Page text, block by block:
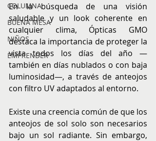
COLUMNA
BUENA MESA
NIÑOS
EMPRENDER
En la búsqueda de una visión
saludable y un look coherente en
cualquier clima, Ópticas GMO
destaca la importancia de proteger la
vista todos los días del año —
también en días nublados o con baja
luminosidad—, a través de anteojos
con filtro UV adaptados al entorno.
Existe una creencia común de que los
anteojos de sol solo son necesarios
bajo un sol radiante. Sin embargo,